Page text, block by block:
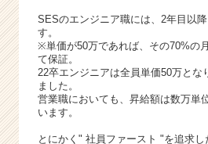
SESのエンジニア職には、2年目以
す。
※単価が50万であれば、その70%の
て保証。
22卒エンジニアは全員単価50万とな
ました。
営業職においても、昇給額は数万単
います。
とにかく" 社員ファースト "を追求し